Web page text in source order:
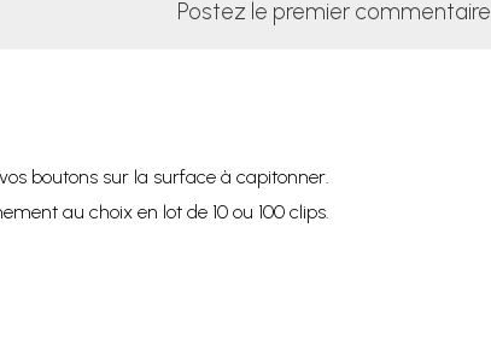
Postez le premier commentaire
boutons sur la surface à capitonner.
au choix en lot de 10 ou 100 clips.